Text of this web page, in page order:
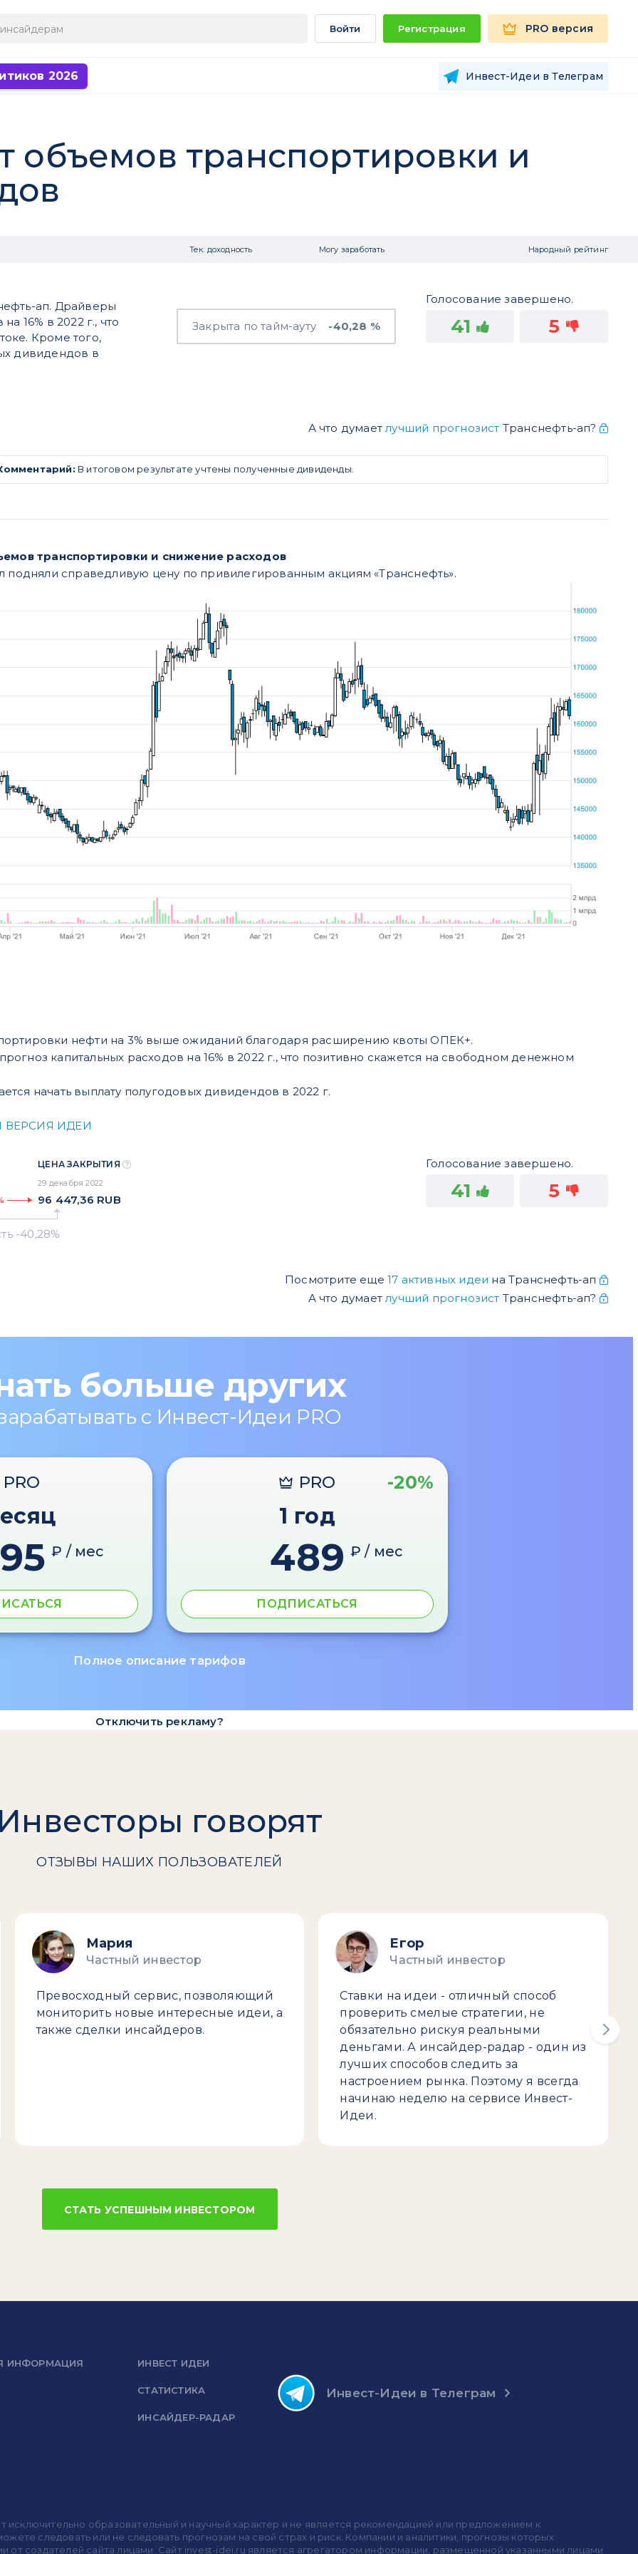
Войти Регистрация PRO версия
2026 Инвест-Идеи в Телеграм
объемов транспортировки и
Тек. доходность Могу заработать Народный рейтинг
ап. Драйверы
16% в 2022 г., что
Кроме того,
дивидендов в
Закрыта по тайм-ауту -40,28 %
Голосование завершено.
41 5
А что думает лучший прогнозист Транснефть-ап?
В итоговом результате учтены полученные дивиденды.
транспортировки и снижение расходов
подняли справедливую цену по привилегированным акциям «Транснефть».
нефти на 3% выше ожиданий благодаря расширению квоты ОПЕК+.
капитальных расходов на 16% в 2022 г., что позитивно скажется на свободном денежном
начать выплату полугодовых дивидендов в 2022 г.
ИДЕИ
ЦЕНА ЗАКРЫТИЯ
29 декабря 2022
96 447,36 RUB
Голосование завершено.
41 5
Посмотрите еще 17 активных идеи на Транснефть-ап
А что думаетлучший прогнозист Транснефть-ап?
больше других
с Инвест-Идеи PRO
PRO
₽ / мес
PRO -20%
1 год
489 ₽ / мес
ПОДПИСАТЬСЯ
Полное описание тарифов
Отключить рекламу?
говорят
ОТЗЫВЫ НАШИХ ПОЛЬЗОВАТЕЛЕЙ
Мария
Частный инвестор
Превосходный сервис, позволяющий
мониторить новые интересные идеи, а
также сделки инсайдеров.
Егор
Частный инвестор
Ставки на идеи - отличный способ
проверить смелые стратегии, не
обязательно рискуя реальными
деньгами. А инсайдер-радар - один из
лучших способов следить за
настроением рынка. Поэтому я всегда
начинаю неделю на сервисе Инвест-
Идеи.
СТАТЬ УСПЕШНЫМ ИНВЕСТОРОМ
Инвест-Идеи в Телеграм
ИНФОРМАЦИЯ ИНВЕСТ ИДЕИ
СТАТИСТИКА
ИНСАЙДЕР-РАДАР
исключительно образовательный и научный характер и не является рекомендацией или предложением к
следовать или не следовать прогнозам на свой страх и риск. Компании и аналитики, прогнозы которых
создателей сайта лицами. Сайт invest-idei.ru является агрегатором информации, размещенной указанными лицами